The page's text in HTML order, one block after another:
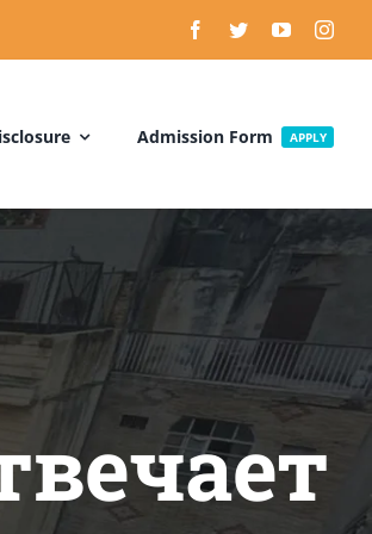
Admission Form APPLY